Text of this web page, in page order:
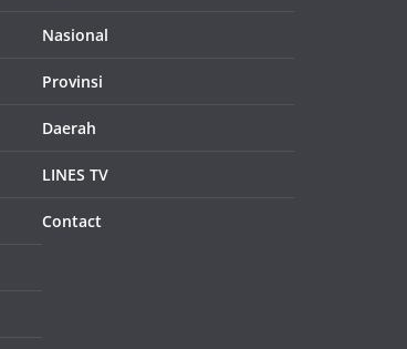
Nasional
Provinsi
Daerah
LINES TV
Contact